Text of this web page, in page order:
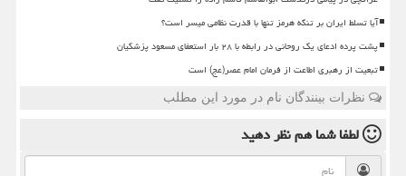
آیا تسلط ایران بر تنگه هرمز تنها با قدرت نظامی میسر است؟
پشت پرده ادعای یک روحانی در رابطه با ۲۸ بار استعفای مسعود پزشکیان
تبعیت از رهبری اطاعت از فرمان امام عصر(عج) است
نظرات بینندگان نام در مورد این مطلب
لطفا شما همنظر دهید